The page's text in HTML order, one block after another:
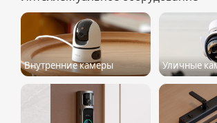
Внутренние камеры Уличные